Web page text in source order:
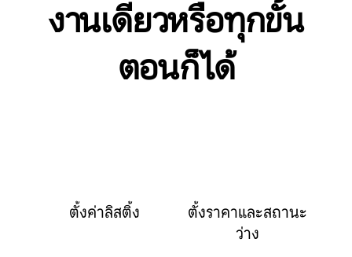
งานเดียวหรือทุกขั้น
ตอนก็ได้
ตั้งค่าลิสติ้ง
ตั้งราคาและสถานะ
ว่าง